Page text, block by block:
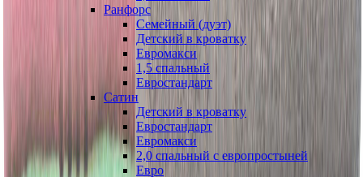
Ранфорс
Семейный (дуэт)
Детский в кроватку
Евромакси
1,5 спальный
Евростандарт
Сатин
Детский в кроватку
Евростандарт
Евромакси
2,0 спальный с европростыней
Евро